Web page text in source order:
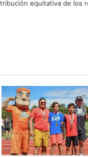
equitativa de los